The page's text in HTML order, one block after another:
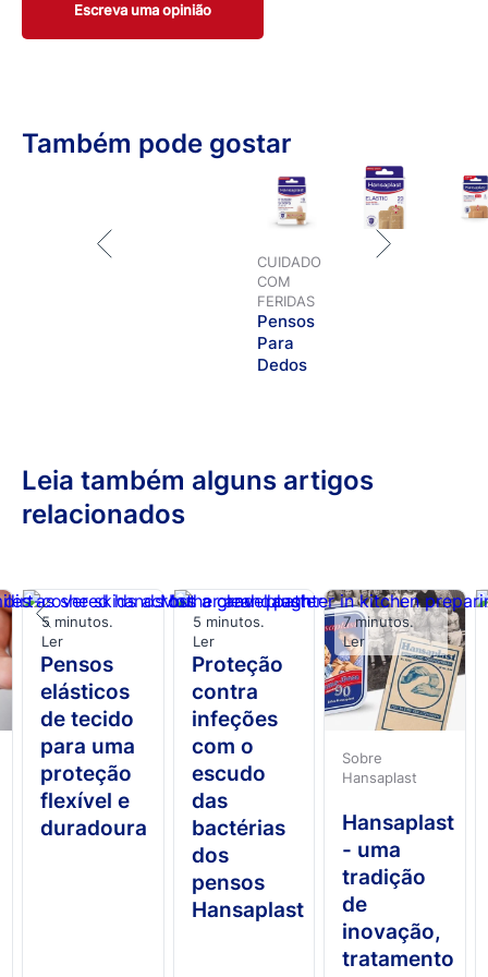
Escreva uma opinião
Também pode gostar
CUIDADO
COM
FERIDAS
Pensos
Para
Dedos
Leia também alguns artigos
relacionados
Pensos
elásticos
de tecido
para uma
proteção
flexível e
duradoura
5 minutos.
Ler
Proteção
contra
infeções
com o
escudo
das
bactérias
dos
pensos
Hansaplast
5 minutos.
Ler
Sobre
Hansaplast
Hansaplast
- uma
tradição
de
inovação,
tratamento
7 minutos.
Ler